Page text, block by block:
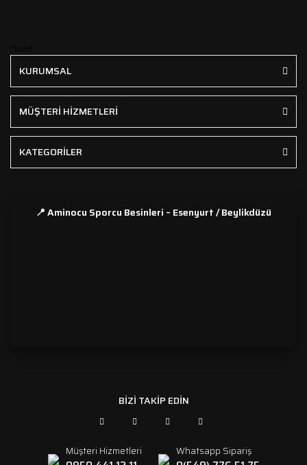
KURUMSAL
MÜŞTERİ HİZMETLERİ
KATEGORİLER
📍 Aminocu Sporcu Besinleri – Esenyurt / Beylikdüzü
BİZİ TAKİP EDİN
Müşteri Hizmetleri Whatsapp Sipariş